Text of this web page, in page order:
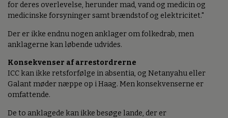
for deres overlevelse, herunder mad, vand og medicin og
medicinske forsyninger samt brændstof og elektricitet."
Der er ikke endnu nogen anklager om folkedrab, men
anklagerne kan løbende udvides.
Konsekvenser af arrestordrerne
ICC kan ikke retsforfølge in absentia, og Netanyahu eller
Galant møder næppe op i Haag. Men konsekvenserne er
omfattende.
De to anklagede kan ikke besøge lande, der er